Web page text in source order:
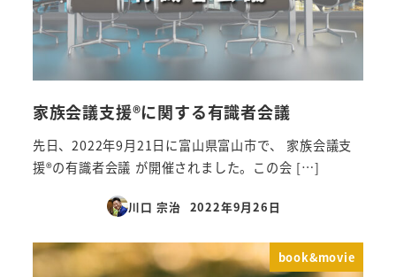
家族会議支援®︎に関する有識者会議
先日、2022年9月21日に富山県富山市で、 家族会議支
援®︎の有識者会議 が開催されました。この会 […]
川口 宗治
投稿日
2022年9月26日
book&movie